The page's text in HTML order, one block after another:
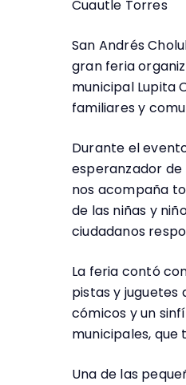
Cuautle Torres
San Andrés
gran feria
municipal Lupita
familiares y
Durante el
esperanzador de
nos acompaña
de las niñas y
ciudadanos
La feria contó
pistas y juguetes
cómicos y un
municipales, que
Una de las